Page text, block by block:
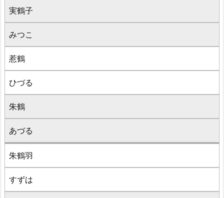
実鶴子
みつこ
惹鶴
ひづる
朱鶴
あづる
朱鶴羽
すずは